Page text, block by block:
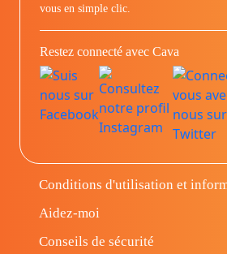
vous en simple clic.
Restez connecté avec Cava
Conditions d'utilisation et
Aidez-moi
Conseils de sécurité